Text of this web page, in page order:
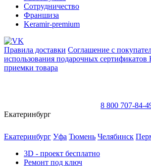
Сотрудничество
Франшиза
Keramir-premium
Правила доставки Соглашение с
использования подарочных
приемки товара
8 800 707-84-
Екатеринбург
Екатеринбург Уфа Тюмень Челябинск
3D - проект бесплатно
Ремонт под ключ